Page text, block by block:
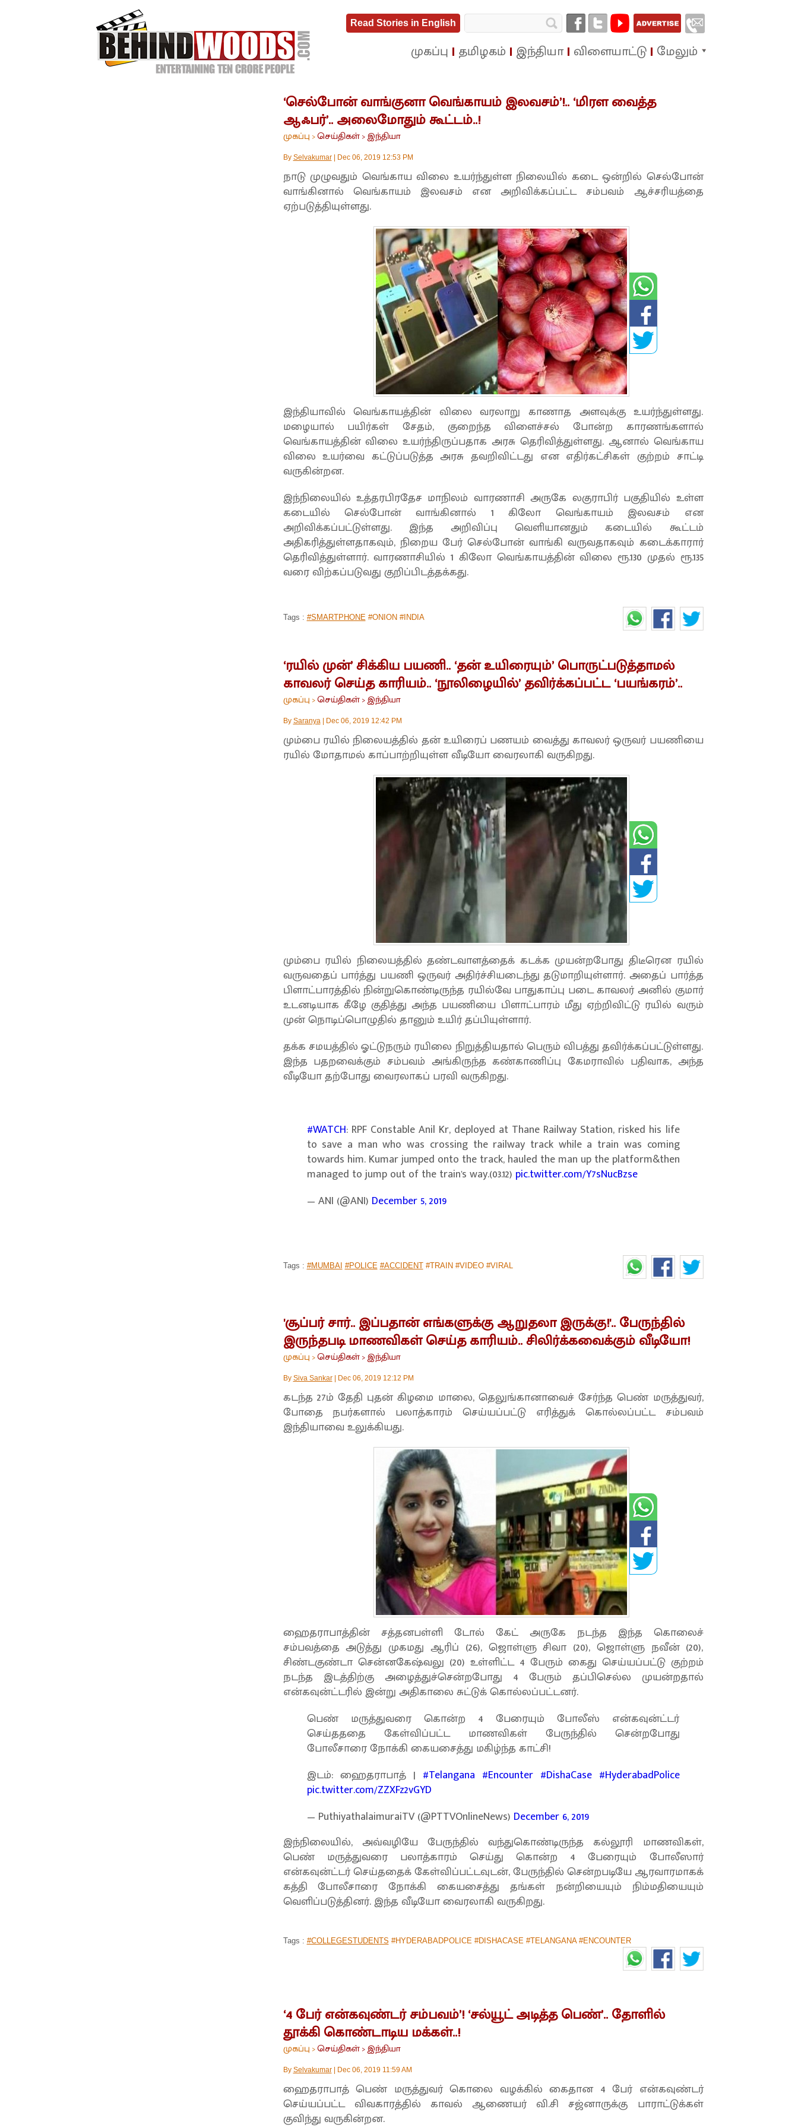
Read Stories in English
முகப்பு தமிழகம் இந்தியா விளையாட்டு மேலும்
‘செல்போன் வாங்குனா வெங்காயம் இலவசம்’!.. ‘மிரள வைத்த
ஆஃபர்’.. அலைமோதும் கூட்டம்..!
முகப்பு >செய்திகள்>இந்தியா
By Selvakumar| Dec 06, 2019 12:53 PM
நாடு முழுவதும் வெங்காய விலை உயர்ந்துள்ள நிலையில் கடை ஒன்றில் செல்போன்
வாங்கினால் வெங்காயம் இலவசம் என அறிவிக்கப்பட்ட சம்பவம் ஆச்சரியத்தை
ஏற்படுத்தியுள்ளது.
இந்தியாவில் வெங்காயத்தின் விலை வரலாறு காணாத அளவுக்கு உயர்ந்துள்ளது.
மழையால் பயிர்கள் சேதம், குறைந்த விளைச்சல் போன்ற காரணங்களால்
வெங்காயத்தின் விலை உயர்ந்திருப்பதாக அரசு தெரிவித்துள்ளது. ஆனால் வெங்காய
விலை உயர்வை கட்டுப்படுத்த அரசு தவறிவிட்டது என எதிர்கட்சிகள் குற்றம் சாட்டி
வருகின்றன.
இந்நிலையில் உத்தரபிரதேச மாநிலம் வாரணாசி அருகே லகுராபிர் பகுதியில் உள்ள
கடையில் செல்போன் வாங்கினால் 1 கிலோ வெங்காயம் இலவசம் என
அறிவிக்கப்பட்டுள்ளது. இந்த அறிவிப்பு வெளியானதும் கடையில் கூட்டம்
அதிகரித்துள்ளதாகவும், நிறைய பேர் செல்போன் வாங்கி வருவதாகவும் கடைக்காரார்
தெரிவித்துள்ளார். வாரணாசியில் 1 கிலோ வெங்காயத்தின் விலை ரூ.130 முதல் ரூ.135
வரை விற்கப்படுவது குறிப்பிடத்தக்கது.
Tags : #SMARTPHONE#ONION #INDIA
‘ரயில் முன்’ சிக்கிய பயணி.. ‘தன் உயிரையும்’ பொருட்படுத்தாமல்
காவலர் செய்த காரியம்.. ‘நூலிழையில்’ தவிர்க்கப்பட்ட ‘பயங்கரம்’..
முகப்பு >செய்திகள்>இந்தியா
By Saranya| Dec 06, 2019 12:42 PM
மும்பை ரயில் நிலையத்தில் தன் உயிரைப் பணயம் வைத்து காவலர் ஒருவர் பயணியை
ரயில் மோதாமல் காப்பாற்றியுள்ள வீடியோ வைரலாகி வருகிறது.
மும்பை ரயில் நிலையத்தில் தண்டவாளத்தைக் கடக்க முயன்றபோது திடீரென ரயில்
வருவதைப் பார்த்து பயணி ஒருவர் அதிர்ச்சியடைந்து தடுமாறியுள்ளார். அதைப் பார்த்த
பிளாட்பாரத்தில் நின்றுகொண்டிருந்த ரயில்வே பாதுகாப்பு படை காவலர் அனில் குமார்
உடனடியாக கீழே குதித்து அந்த பயணியை பிளாட்பாரம் மீது ஏற்றிவிட்டு ரயில் வரும்
முன் நொடிப்பொழுதில் தானும் உயிர் தப்பியுள்ளார்.
தக்க சமயத்தில் ஓட்டுநரும் ரயிலை நிறுத்தியதால் பெரும் விபத்து தவிர்க்கப்பட்டுள்ளது.
இந்த பதறவைக்கும் சம்பவம் அங்கிருந்த கண்காணிப்பு கேமராவில் பதிவாக, அந்த
வீடியோ தற்போது வைரலாகப் பரவி வருகிறது.
#WATCH: RPF Constable Anil Kr, deployed at Thane Railway Station, risked his life
to save a man who was crossing the railway track while a train was coming
towards him. Kumar jumped onto the track, hauled the man up the platform&then
managed to jump out of the train's way.(03.12) pic.twitter.com/Y7sNucBzse
— ANI (@ANI) December 5, 2019
Tags : #MUMBAI #POLICE #ACCIDENT#TRAIN #VIDEO #VIRAL
'சூப்பர் சார்.. இப்பதான் எங்களுக்கு ஆறுதலா இருக்கு!'.. பேருந்தில்
இருந்தபடி மாணவிகள் செய்த காரியம்.. சிலிர்க்கவைக்கும் வீடியோ!
முகப்பு >செய்திகள்>இந்தியா
By Siva Sankar| Dec 06, 2019 12:12 PM
கடந்த 27ம் தேதி புதன் கிழமை மாலை, தெலுங்கானாவைச் சேர்ந்த பெண் மருத்துவர்,
போதை நபர்களால் பலாத்காரம் செய்யப்பட்டு எரித்துக் கொல்லப்பட்ட சம்பவம்
இந்தியாவை உலுக்கியது.
ஹைதராபாத்தின் சத்தனபள்ளி டோல் கேட் அருகே நடந்த இந்த கொலைச்
சம்பவத்தை அடுத்து முகமது ஆரிப் (26), ஜொள்ளு சிவா (20), ஜொள்ளு நவீன் (20),
சிண்டகுண்டா சென்னகேஷ்வலு (20) உள்ளிட்ட 4 பேரும் கைது செய்யப்பட்டு குற்றம்
நடந்த இடத்திற்கு அழைத்துச்சென்றபோது 4 பேரும் தப்பிசெல்ல முயன்றதால்
என்கவுன்ட்டரில் இன்று அதிகாலை சுட்டுக் கொல்லப்பட்டனர்.
பெண் மருத்துவரை கொன்ற 4 பேரையும் போலீஸ் என்கவுன்ட்டர்
செய்தததை கேள்விப்பட்ட மாணவிகள் பேருந்தில் சென்றபோது
போலீசாரை நோக்கி கையசைத்து மகிழ்ந்த காட்சி!
இடம்: ஹைதராபாத் | #Telangana #Encounter #DishaCase #HyderabadPolice
pic.twitter.com/ZZXFz2vGYD
— PuthiyathalaimuraiTV (@PTTVOnlineNews) December 6, 2019
இந்நிலையில், அவ்வழியே பேருந்தில் வந்துகொண்டிருந்த கல்லூரி மாணவிகள்,
பெண் மருத்துவரை பலாத்காரம் செய்து கொன்ற 4 பேரையும் போலீஸார்
என்கவுன்ட்டர் செய்ததைக் கேள்விப்பட்டவுடன், பேருந்தில் சென்றபடியே ஆரவாரமாகக்
கத்தி போலீசாரை நோக்கி கையசைத்து தங்கள் நன்றியையும் நிம்மதியையும்
வெளிப்படுத்தினர். இந்த வீடியோ வைரலாகி வருகிறது.
Tags : #COLLEGESTUDENTS #HYDERABADPOLICE #DISHACASE #TELANGANA #ENCOUNTER
‘4 பேர் என்கவுண்டர் சம்பவம்’! ‘சல்யூட் அடித்த பெண்’.. தோளில்
தூக்கி கொண்டாடிய மக்கள்..!
முகப்பு >செய்திகள்>இந்தியா
By Selvakumar| Dec 06, 2019 11:59 AM
ஹைதராபாத் பெண் மருத்துவர் கொலை வழக்கில் கைதான 4 பேர் என்கவுண்டர்
செய்யப்பட்ட விவகாரத்தில் காவல் ஆணையர் வி.சி சஜ்னாருக்கு பாராட்டுக்கள்
குவிந்து வருகின்றன.